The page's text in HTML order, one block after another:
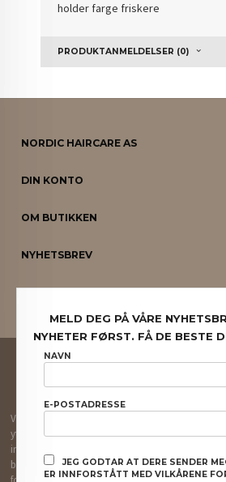
holder farge friskere
PRODUKTANMELDELSER (0)
NORDIC HAIRCARE AS
DIN KONTO
OM BUTIKKEN
NYHETSBREV
PARTNERE
FRAKT
Vår nettbutikk bruker cookies slik at du får en
yte deg bedre service. Vi bruker cookies
innloggingsdetaljer og huske hva du har puttet i
bruke siden som normalt om du godtar dette.
MELD DEG PÅ VÅRE
NYHETER FØRST. FÅ DE BESTE
NAVN
E-POSTADRESSE
JEG GODTAR AT DERE SENDER
ER INNFORSTÅTT MED VILKÅRENE